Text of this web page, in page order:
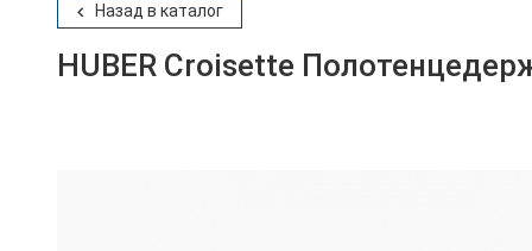
Назад в каталог
HUBER Croisette